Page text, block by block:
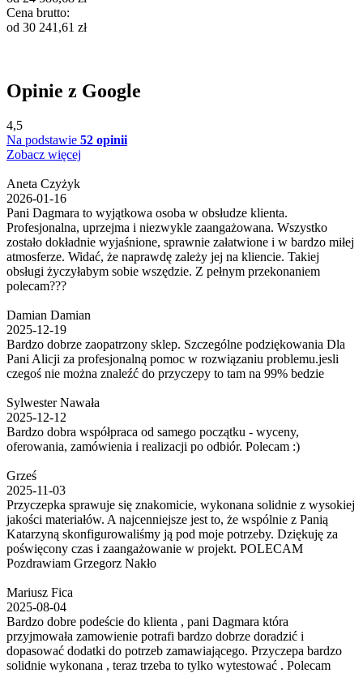
Cena brutto:
od 30 241,61 zł
Opinie z Google
4,5
Na podstawie 52 opinii
Zobacz więcej
Aneta Czyżyk
2026-01-16
Pani Dagmara to wyjątkowa osoba w obsłudze klienta.
Profesjonalna, uprzejma i niezwykle zaangażowana. Wszystko
zostało dokładnie wyjaśnione, sprawnie załatwione i w bardzo miłej
atmosferze. Widać, że naprawdę zależy jej na kliencie. Takiej
obsługi życzyłabym sobie wszędzie. Z pełnym przekonaniem
polecam???
Damian Damian
2025-12-19
Bardzo dobrze zaopatrzony sklep. Szczególne podziękowania Dla
Pani Alicji za profesjonalną pomoc w rozwiązaniu problemu.jesli
czegoś nie można znaleźć do przyczepy to tam na 99% bedzie
Sylwester Nawała
2025-12-12
Bardzo dobra współpraca od samego początku - wyceny,
oferowania, zamówienia i realizacji po odbiór. Polecam :)
Grześ
2025-11-03
Przyczepka sprawuje się znakomicie, wykonana solidnie z wysokiej
jakości materiałów. A najcenniejsze jest to, że wspólnie z Panią
Katarzyną skonfigurowaliśmy ją pod moje potrzeby. Dziękuję za
poświęcony czas i zaangażowanie w projekt. POLECAM
Pozdrawiam Grzegorz Nakło
Mariusz Fica
2025-08-04
Bardzo dobre podeście do klienta , pani Dagmara która
przyjmowała zamowienie potrafi bardzo dobrze doradzić i
dopasować dodatki do potrzeb zamawiającego. Przyczepa bardzo
solidnie wykonana , teraz trzeba to tylko wytestować . Polecam